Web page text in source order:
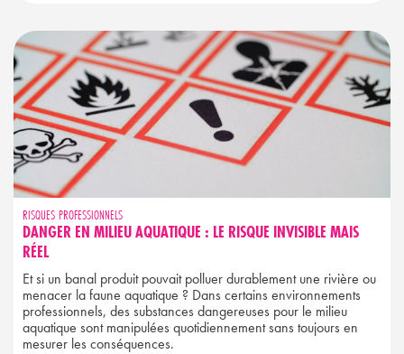
RISQUES PROFESSIONNELS
DANGER EN MILIEU AQUATIQUE : LE RISQUE INVISIBLE MAIS
RÉEL
Et si un banal produit pouvait polluer durablement une rivière ou
menacer la faune aquatique ? Dans certains environnements
professionnels, des substances dangereuses pour le milieu
aquatique sont manipulées quotidiennement sans toujours en
mesurer les conséquences.